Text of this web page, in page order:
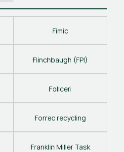
Fimic
Flinchbaugh (FPI)
Follceri
Forrec recycling
Franklin Miller Task